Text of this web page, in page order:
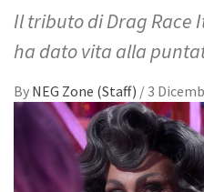
Il tributo di Drag Race
ha dato vita alla
By NEG Zone (Staff) / 3